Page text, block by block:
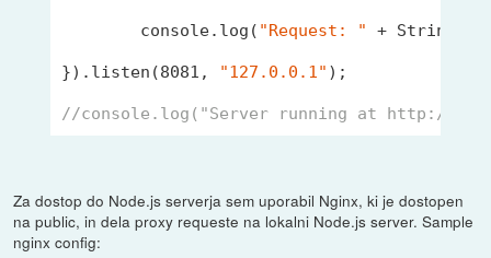
console.log( "Request: " + String
}).listen(8081 , "127.0.0.1" );
//console.log("Server running at http://
Za dostop do Node.js serverja sem uporabil Nginx, ki je dostopen
na public, in dela proxy requeste na lokalni Node.js server. Sample
nginx config: